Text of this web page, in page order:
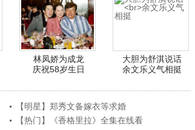
林凤娇为成龙
庆祝58岁生日
大胆为舒淇说话
余文乐义气相挺
【明星】郑秀文备嫁衣等求婚
【热门】《香格里拉》全集在线看